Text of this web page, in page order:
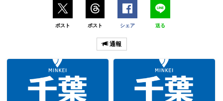
ポスト ポスト シェア 送る
通報